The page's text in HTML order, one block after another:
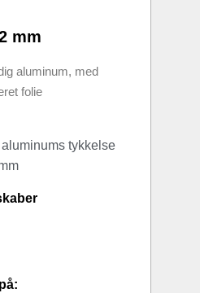
mm
aluminum, med
folie
tykkelse